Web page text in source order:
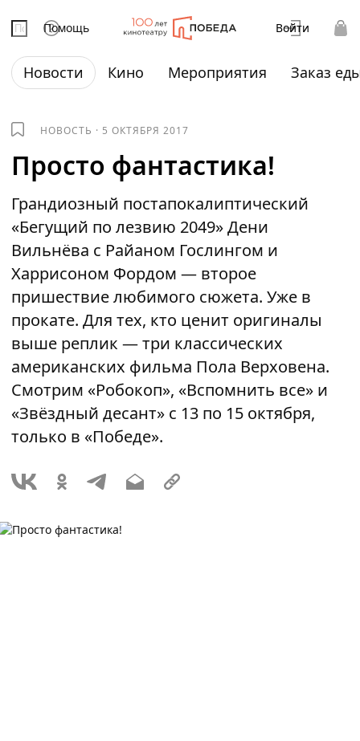
Помощь Войти
Новости Кино Мероприятия Заказ
НОВОСТЬ · 5 ОКТЯБРЯ 2017
Просто фантастика!
Грандиозный постапокалиптический
«Бегущий по лезвию 2049» Дени
Вильнёва с Райаном Гослингом и
Харрисоном Фордом — второе
пришествие любимого сюжета. Уже в
прокате. Для тех, кто ценит оригиналы
выше реплик — три классических
американских фильма Пола Верховена.
Смотрим «Робокоп», «Вспомнить все» и
«Звёздный десант» с 13 по 15 октября,
только в «Победе».